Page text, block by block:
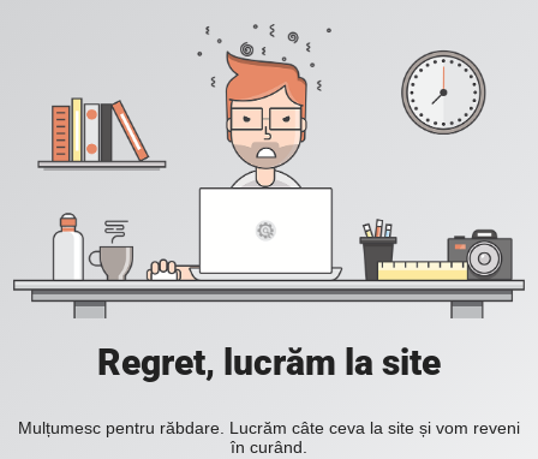
Regret, lucrăm la site
Mulțumesc pentru răbdare. Lucrăm câte ceva la site și vom reveni
în curând.